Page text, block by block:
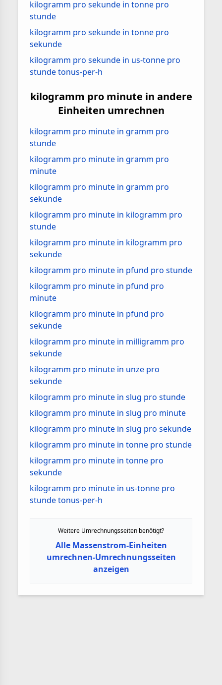
kilogramm pro sekunde in tonne pro
stunde
kilogramm pro sekunde in tonne pro
sekunde
kilogramm pro sekunde in us-tonne pro
stunde tonus-per-h
kilogramm pro minute in andere
Einheiten umrechnen
kilogramm pro minute in gramm pro
stunde
kilogramm pro minute in gramm pro
minute
kilogramm pro minute in gramm pro
sekunde
kilogramm pro minute in kilogramm pro
stunde
kilogramm pro minute in kilogramm pro
sekunde
kilogramm pro minute in pfund pro stunde
kilogramm pro minute in pfund pro
minute
kilogramm pro minute in pfund pro
sekunde
kilogramm pro minute in milligramm pro
sekunde
kilogramm pro minute in unze pro
sekunde
kilogramm pro minute in slug pro stunde
kilogramm pro minute in slug pro minute
kilogramm pro minute in slug pro sekunde
kilogramm pro minute in tonne pro stunde
kilogramm pro minute in tonne pro
sekunde
kilogramm pro minute in us-tonne pro
stunde tonus-per-h
Weitere Umrechnungsseiten benötigt?
Alle Massenstrom-Einheiten
umrechnen-Umrechnungsseiten
anzeigen